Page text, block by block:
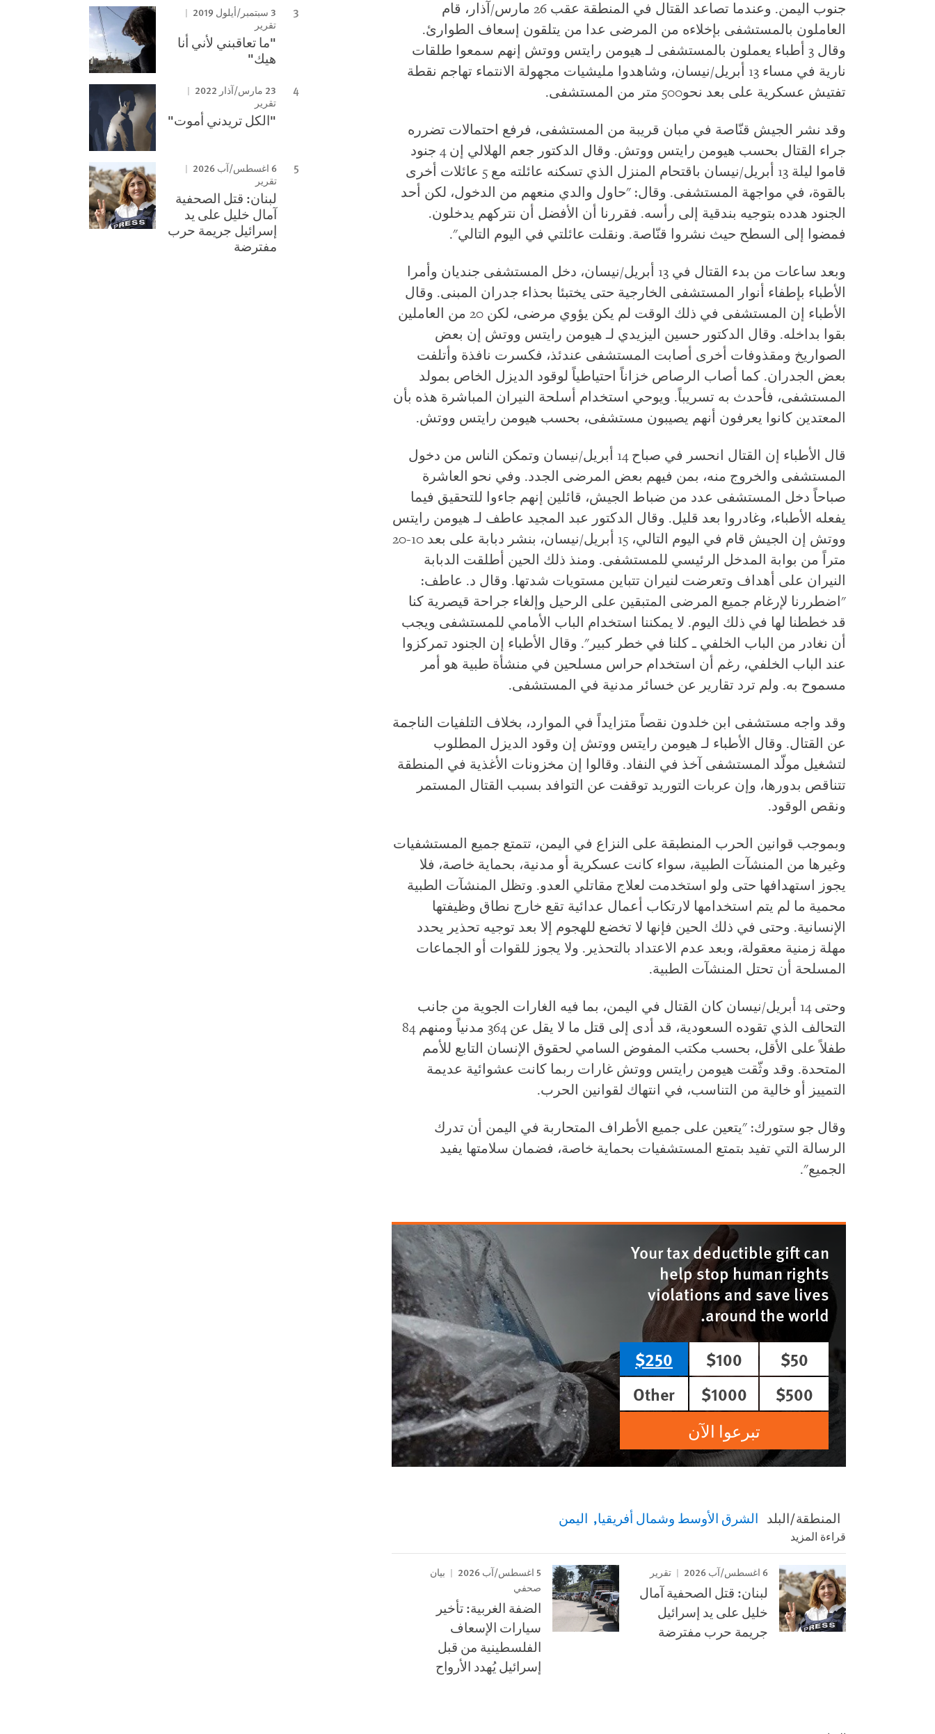
جنوب اليمن. وعندما تصاعد القتال في المنطقة عقب 26 مارس/آذار، قام
العاملون بالمستشفى بإخلاءه من المرضى عدا من يتلقون إسعاف الطوارئ.
وقال 3 أطباء يعملون بالمستشفى لـ هيومن رايتس ووتش إنهم سمعوا طلقات
نارية في مساء 13 أبريل/نيسان، وشاهدوا مليشيات مجهولة الانتماء تهاجم نقطة
تفتيش عسكرية على بعد نحو500 متر من المستشفى.
وقد نشر الجيش قنّاصة في مبان قريبة من المستشفى، فرفع احتمالات تضرره
جراء القتال بحسب هيومن رايتس ووتش. وقال الدكتور جعم الهلالي إن 4 جنود
قاموا ليلة 13 أبريل/نيسان باقتحام المنزل الذي تسكنه عائلته مع 5 عائلات أخرى
بالقوة، في مواجهة المستشفى. وقال: "حاول والدي منعهم من الدخول، لكن أحد
الجنود هدده بتوجيه بندقية إلى رأسه. فقررنا أن الأفضل أن نتركهم يدخلون.
فمضوا إلى السطح حيث نشروا قنّاصة. ونقلت عائلتي في اليوم التالي".
وبعد ساعات من بدء القتال في 13 أبريل/نيسان، دخل المستشفى جنديان وأمرا
الأطباء بإطفاء أنوار المستشفى الخارجية حتى يختبئا بحذاء جدران المبنى. وقال
الأطباء إن المستشفى في ذلك الوقت لم يكن يؤوي مرضى، لكن 20 من العاملين
بقوا بداخله. وقال الدكتور حسين اليزيدي لـ هيومن رايتس ووتش إن بعض
الصواريخ ومقذوفات أخرى أصابت المستشفى عندئذ، فكسرت نافذة وأتلفت
بعض الجدران. كما أصاب الرصاص خزاناً احتياطياً لوقود الديزل الخاص بمولد
المستشفى، فأحدث به تسريباً. ويوحي استخدام أسلحة النيران المباشرة هذه بأن
المعتدين كانوا يعرفون أنهم يصيبون مستشفى، بحسب هيومن رايتس ووتش.
قال الأطباء إن القتال انحسر في صباح 14 أبريل/نيسان وتمكن الناس من دخول
المستشفى والخروج منه، بمن فيهم بعض المرضى الجدد. وفي نحو العاشرة
صباحاً دخل المستشفى عدد من ضباط الجيش، قائلين إنهم جاءوا للتحقيق فيما
يفعله الأطباء، وغادروا بعد قليل. وقال الدكتور عبد المجيد عاطف لـ هيومن رايتس
ووتش إن الجيش قام في اليوم التالي، 15 أبريل/نيسان، بنشر دبابة على بعد 10-20
متراً من بوابة المدخل الرئيسي للمستشفى. ومنذ ذلك الحين أطلقت الدبابة
النيران على أهداف وتعرضت لنيران تتباين مستويات شدتها. وقال د. عاطف:
"اضطررنا لإرغام جميع المرضى المتبقين على الرحيل وإلغاء جراحة قيصرية كنا
قد خططنا لها في ذلك اليوم. لا يمكننا استخدام الباب الأمامي للمستشفى ويجب
أن نغادر من الباب الخلفي ـ كلنا في خطر كبير". وقال الأطباء إن الجنود تمركزوا
عند الباب الخلفي، رغم أن استخدام حراس مسلحين في منشأة طبية هو أمر
مسموح به. ولم ترد تقارير عن خسائر مدنية في المستشفى.
وقد واجه مستشفى ابن خلدون نقصاً متزايداً في الموارد، بخلاف التلفيات الناجمة
عن القتال. وقال الأطباء لـ هيومن رايتس ووتش إن وقود الديزل المطلوب
لتشغيل مولّد المستشفى آخذ في النفاد. وقالوا إن مخزونات الأغذية في المنطقة
تتناقص بدورها، وإن عربات التوريد توقفت عن التوافد بسبب القتال المستمر
ونقص الوقود.
وبموجب قوانين الحرب المنطبقة على النزاع في اليمن، تتمتع جميع المستشفيات
وغيرها من المنشآت الطبية، سواء كانت عسكرية أو مدنية، بحماية خاصة، فلا
يجوز استهدافها حتى ولو استخدمت لعلاج مقاتلي العدو. وتظل المنشآت الطبية
محمية ما لم يتم استخدامها لارتكاب أعمال عدائية تقع خارج نطاق وظيفتها
الإنسانية. وحتى في ذلك الحين فإنها لا تخضع للهجوم إلا بعد توجيه تحذير يحدد
مهلة زمنية معقولة، وبعد عدم الاعتداد بالتحذير. ولا يجوز للقوات أو الجماعات
المسلحة أن تحتل المنشآت الطبية.
وحتى 14 أبريل/نيسان كان القتال في اليمن، بما فيه الغارات الجوية من جانب
التحالف الذي تقوده السعودية، قد أدى إلى قتل ما لا يقل عن 364 مدنياً ومنهم 84
طفلاً على الأقل، بحسب مكتب المفوض السامي لحقوق الإنسان التابع للأمم
المتحدة. وقد وثّقت هيومن رايتس ووتش غارات ربما كانت عشوائية عديمة
التمييز أو خالية من التناسب، في انتهاك لقوانين الحرب.
وقال جو ستورك: "يتعين على جميع الأطراف المتحاربة في اليمن أن تدرك
الرسالة التي تفيد بتمتع المستشفيات بحماية خاصة، فضمان سلامتها يفيد
الجميع".
Your tax deductible gift can
help stop human rights
violations and save lives
around the world.
$50
$100
$250
$500
$1000
Other
تبرعوا الآن
المنطقة/البلد الشرق الأوسط وشمال أفريقيا اليمن
قراءة المزيد
6 اغسطس/آب 2026 تقرير
لبنان: قتل الصحفية آمال
خليل على يد إسرائيل
جريمة حرب مفترضة
5 اغسطس/آب 2026
بيان
صحفي
الضفة الغربية: تأخير
سيارات الإسعاف
الفلسطينية من قبل
إسرائيل يُهدد الأرواح
3 سبتمبر/أيلول 2019
تقرير
"ما تعاقبني لأني أنا
هيك"
23 مارس/آذار 2022
تقرير
"الكل تريدني أموت"
6 اغسطس/آب 2026
تقرير
لبنان: قتل الصحفية
آمال خليل على يد
إسرائيل جريمة حرب
مفترضة